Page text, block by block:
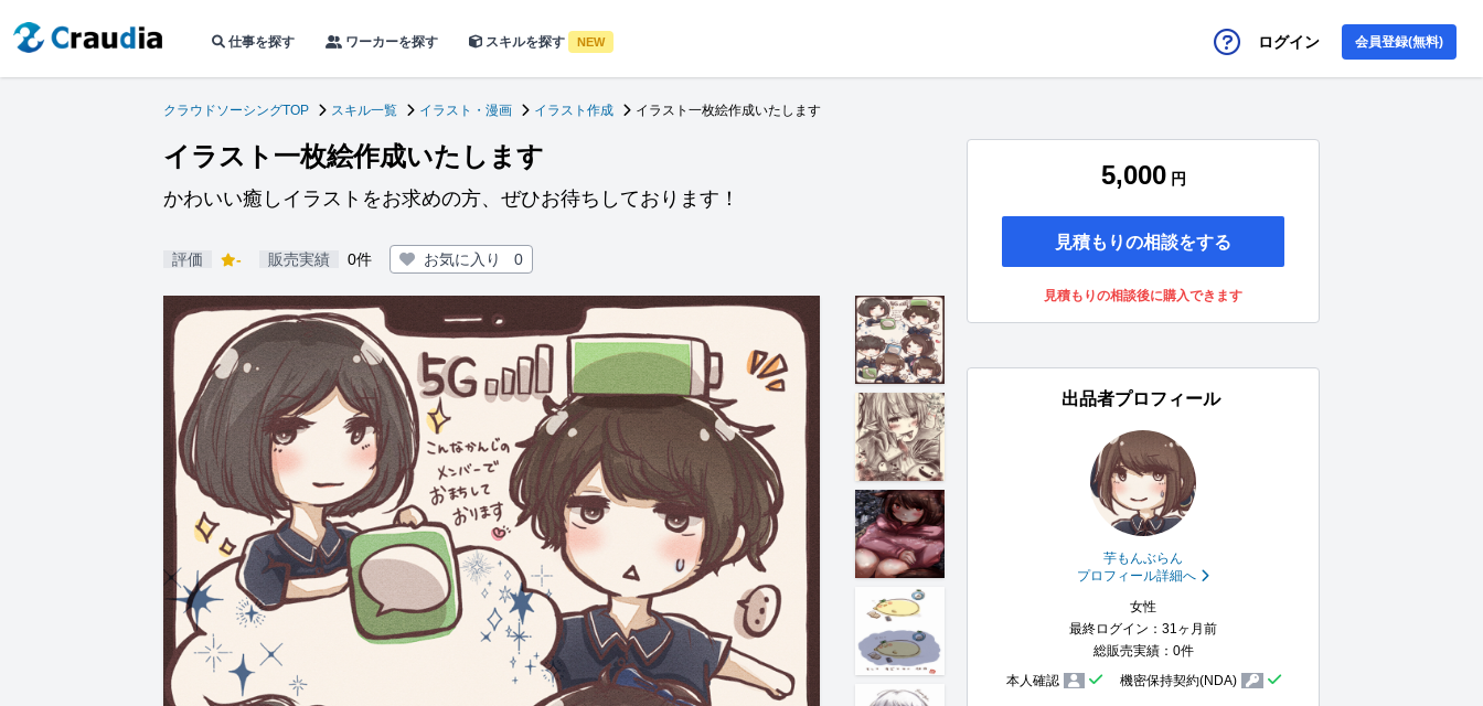
仕事を探す ワーカーを探す スキルを探す NEW ログイン 会員登録(無料)
クラウドソーシングTOP スキル一覧 イラスト・漫画 イラスト作成 イラスト一枚絵作成いたします
イラスト一枚絵作成いたします
かわいい癒しイラストをお求めの方、ぜひお待ちしております！
評価 - 販売実績 0件 お気に入り 0
5,000 円
見積もりの相談をする
見積もりの相談後に購入できます
出品者プロフィール
芋もんぶらん
プロフィール詳細へ
女性
最終ログイン：31ヶ月前
総販売実績：0件
本人確認
機密保持契約(NDA)